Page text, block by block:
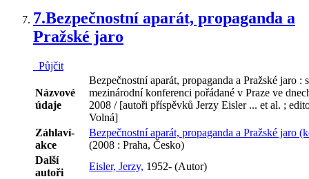
7.Bezpečnostní aparát, propaganda a
Pražské jaro
Půjčit
Názvové
údaje
Bezpečnostní aparát, propaganda a Pražské jaro :
mezinárodní konferenci pořádané v Praze ve
2008 / [autoři příspěvků Jerzy Eisler ... et al. ;
Volná]
Záhlaví-
akce
Bezpečnostní aparát, propaganda a Pražské jaro
(2008 : Praha, Česko)
Další
autoři
Eisler, Jerzy, 1952- (Autor)